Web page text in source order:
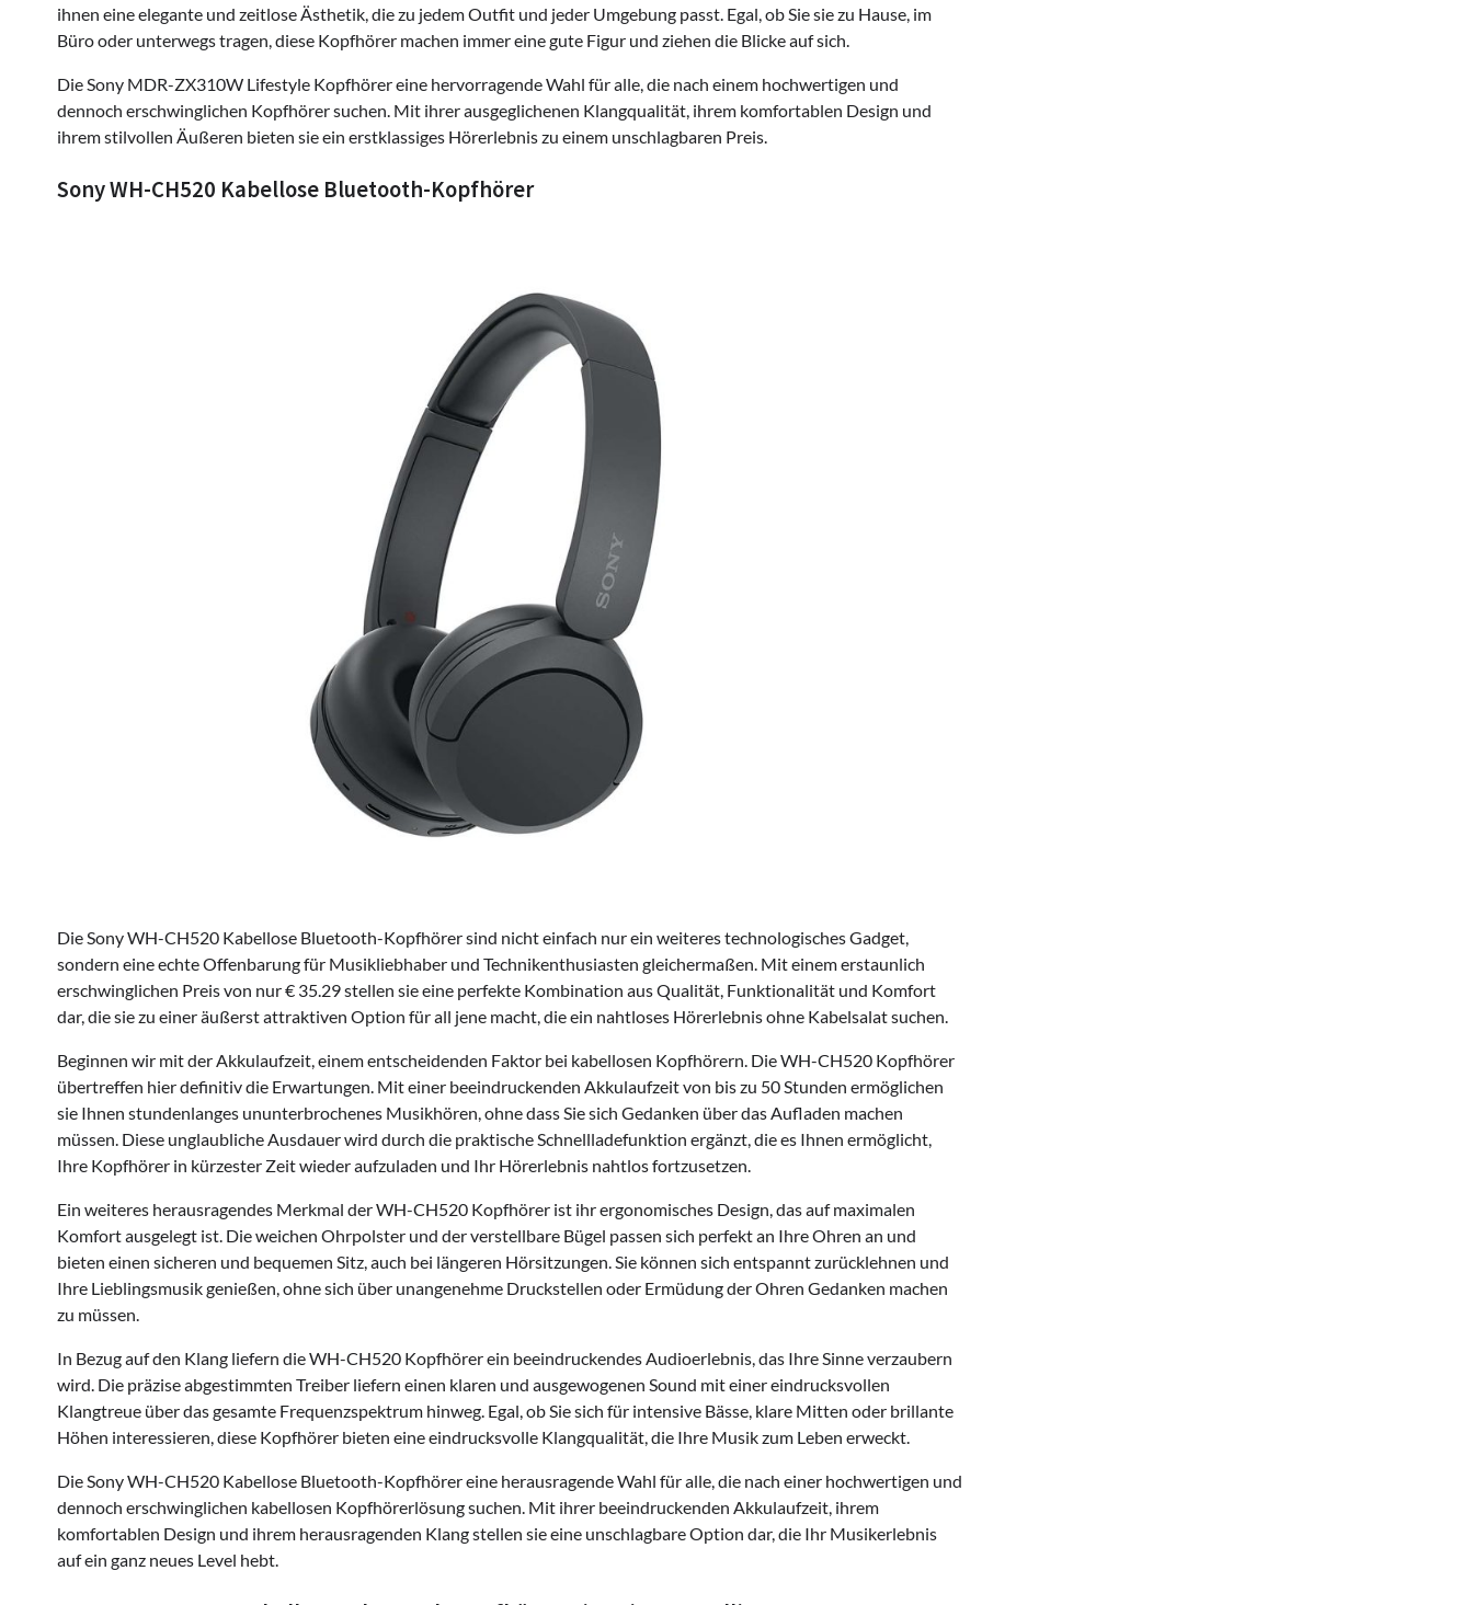
ihnen eine elegante und zeitlose Ästhetik, die zu jedem Outfit und jeder Umgebung passt. Egal, ob Sie sie zu Hause, im
Büro oder unterwegs tragen, diese Kopfhörer machen immer eine gute Figur und ziehen die Blicke auf sich.
Die Sony MDR-ZX310W Lifestyle Kopfhörer eine hervorragende Wahl für alle, die nach einem hochwertigen und
dennoch erschwinglichen Kopfhörer suchen. Mit ihrer ausgeglichenen Klangqualität, ihrem komfortablen Design und
ihrem stilvollen Äußeren bieten sie ein erstklassiges Hörerlebnis zu einem unschlagbaren Preis.
Sony WH-CH520 Kabellose Bluetooth-Kopfhörer
Die Sony WH-CH520 Kabellose Bluetooth-Kopfhörer sind nicht einfach nur ein weiteres technologisches Gadget,
sondern eine echte Offenbarung für Musikliebhaber und Technikenthusiasten gleichermaßen. Mit einem erstaunlich
erschwinglichen Preis von nur € 35.29 stellen sie eine perfekte Kombination aus Qualität, Funktionalität und Komfort
dar, die sie zu einer äußerst attraktiven Option für all jene macht, die ein nahtloses Hörerlebnis ohne Kabelsalat suchen.
Beginnen wir mit der Akkulaufzeit, einem entscheidenden Faktor bei kabellosen Kopfhörern. Die WH-CH520 Kopfhörer
übertreffen hier definitiv die Erwartungen. Mit einer beeindruckenden Akkulaufzeit von bis zu 50 Stunden ermöglichen
sie Ihnen stundenlanges ununterbrochenes Musikhören, ohne dass Sie sich Gedanken über das Aufladen machen
müssen. Diese unglaubliche Ausdauer wird durch die praktische Schnellladefunktion ergänzt, die es Ihnen ermöglicht,
Ihre Kopfhörer in kürzester Zeit wieder aufzuladen und Ihr Hörerlebnis nahtlos fortzusetzen.
Ein weiteres herausragendes Merkmal der WH-CH520 Kopfhörer ist ihr ergonomisches Design, das auf maximalen
Komfort ausgelegt ist. Die weichen Ohrpolster und der verstellbare Bügel passen sich perfekt an Ihre Ohren an und
bieten einen sicheren und bequemen Sitz, auch bei längeren Hörsitzungen. Sie können sich entspannt zurücklehnen und
Ihre Lieblingsmusik genießen, ohne sich über unangenehme Druckstellen oder Ermüdung der Ohren Gedanken machen
zu müssen.
In Bezug auf den Klang liefern die WH-CH520 Kopfhörer ein beeindruckendes Audioerlebnis, das Ihre Sinne verzaubern
wird. Die präzise abgestimmten Treiber liefern einen klaren und ausgewogenen Sound mit einer eindrucksvollen
Klangtreue über das gesamte Frequenzspektrum hinweg. Egal, ob Sie sich für intensive Bässe, klare Mitten oder brillante
Höhen interessieren, diese Kopfhörer bieten eine eindrucksvolle Klangqualität, die Ihre Musik zum Leben erweckt.
Die Sony WH-CH520 Kabellose Bluetooth-Kopfhörer eine herausragende Wahl für alle, die nach einer hochwertigen und
dennoch erschwinglichen kabellosen Kopfhörerlösung suchen. Mit ihrer beeindruckenden Akkulaufzeit, ihrem
komfortablen Design und ihrem herausragenden Klang stellen sie eine unschlagbare Option dar, die Ihr Musikerlebnis
auf ein ganz neues Level hebt.